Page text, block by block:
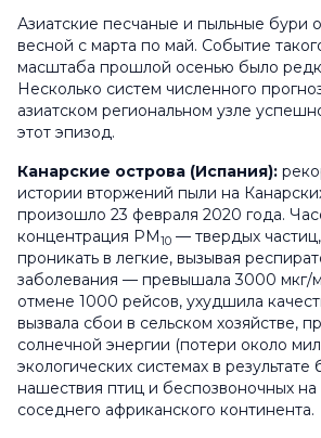
Азиатские песчаные и пыльные бури
весной с марта по май. Событие
масштаба прошлой осенью было
Несколько систем численного
азиатском региональном узле
этот эпизод.
Канарские острова (Испания):
истории вторжений пыли на
произошло 23 февраля 2020 года.
концентрация PM10 — твердых
проникать в легкие, вызывая
заболевания — превышала 3000 мкг/
отмене 1000 рейсов, ухудшила
вызвала сбои в сельском хозяйстве,
солнечной энергии (потери около
экологических системах в
нашествия птиц и беспозвоночных на
соседнего африканского континента.